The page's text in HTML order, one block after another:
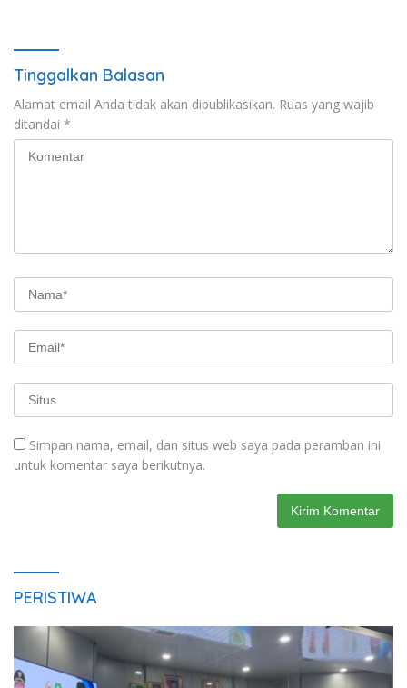
Tinggalkan Balasan
Alamat email Anda tidak akan dipublikasikan. Ruas yang wajib
ditandai *
Simpan nama, email, dan situs web saya pada peramban ini
untuk komentar saya berikutnya.
PERISTIWA